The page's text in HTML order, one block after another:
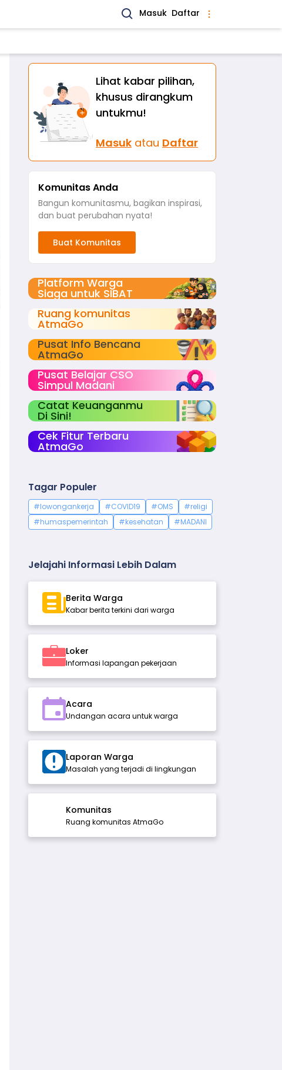
Masuk Daftar
Lihat kabar pilihan,
khusus dirangkum
untukmu!
Masuk atau Daftar
Komunitas Anda
Bangun komunitasmu, bagikan inspirasi,
dan buat perubahan nyata!
Buat Komunitas
Platform Warga
Siaga untuk SIBAT
Ruang komunitas
AtmaGo
Pusat Info Bencana
AtmaGo
Pusat Belajar CSO
Simpul Madani
Catat Keuanganmu
Di Sini!
Cek Fitur Terbaru
AtmaGo
Tagar Populer
#lowongankerja #COVID19 #OMS
#religi
#humaspemerintah
#kesehatan #MADANI
Jelajahi Informasi Lebih Dalam
Berita Warga
Kabar berita terkini dari warga
Loker
Informasi lapangan pekerjaan
Acara
Undangan acara untuk warga
Laporan Warga
Masalah yang terjadi di lingkungan
Komunitas
Ruang komunitas AtmaGo